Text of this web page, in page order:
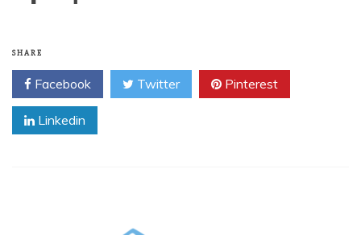
SHARE
Facebook Twitter Pinterest
Linkedin